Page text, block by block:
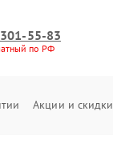
55-83
по РФ
Акции и скидки